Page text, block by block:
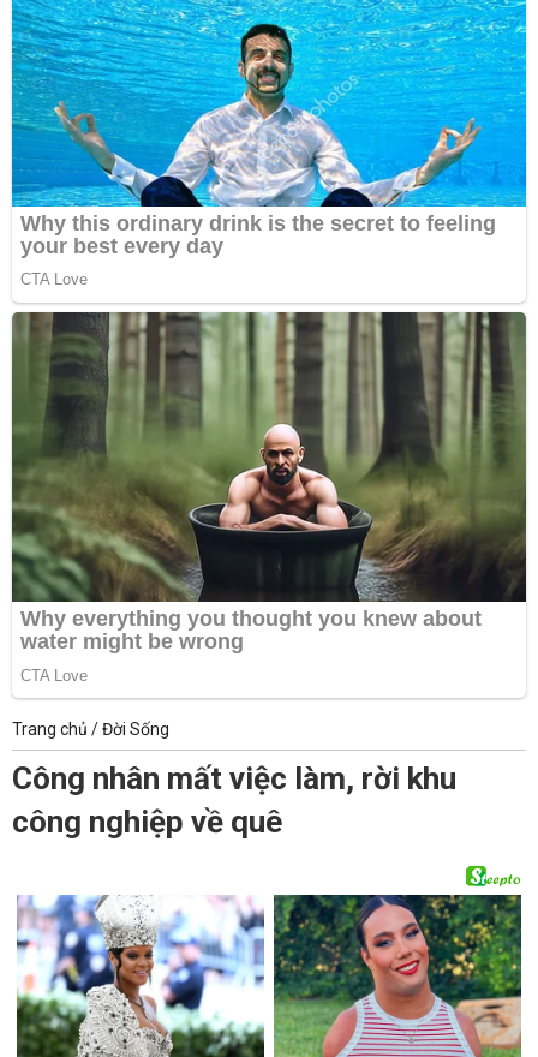
Trang chủ /Đời Sống
Công nhân mất việc làm, rời khu
công nghiệp về quê